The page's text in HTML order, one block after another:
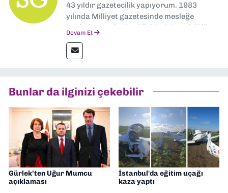
43 yıldır gazetecilik yapıyorum. 1983
yılında Milliyet gazetesinde mesleğe
başladım. Ardından Türkiye’nin en köklü
muhabir, editör, müdür yardımcısı ve spor
müdürü olarak görev yaptım. Ayrıca Yeni
Gazetesi'nde editörlük yapıyorum
Devam Et
Bunlar da ilginizi çekebilir
Gürlek’ten Uğur Mumcu
açıklaması
İstanbul'da eğitim uçağı
kaza yaptı